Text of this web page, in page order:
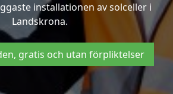
installationen av solceller i
Landskrona.
gratis och utan förpliktelser